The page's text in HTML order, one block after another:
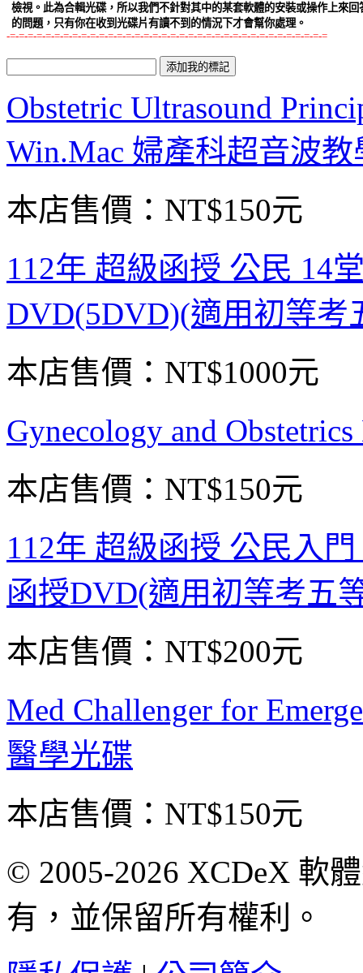
檢視。此為合輯光碟，所以我們不針對其中的某套軟體的安裝或操作上來
  的問題，只有你在收到光碟片有讀不到的情況下才會幫你處理。
-=-=-=-=-=-=-=-=-=-=-=-=-=-=-=-=-=-=-=-=-=-=-=-=-=-=-=-=-=-=-=-=-=-=-=-=
Obstetric Ultrasound
Win.Mac 婦產科超音波
本店售價： NT$150元
112年 超級函授 公民 14
DVD(5DVD)(適用初等考
本店售價： NT$1000元
Gynecology and
本店售價： NT$150元
112年 超級函授 公民入
函授DVD(適用初等考五
本店售價： NT$200元
Med Challenger for
醫學光碟
本店售價： NT$150元
© 2005-2026 XCDeX 軟
有，並保留所有權利。